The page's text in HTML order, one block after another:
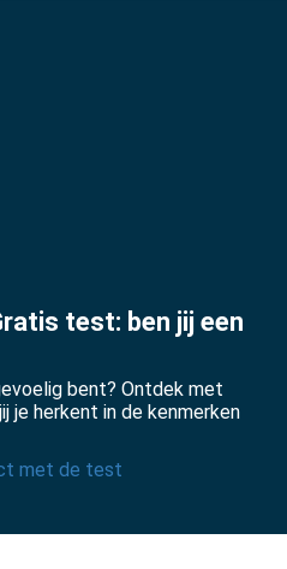
test: ben jij een
bent? Ontdek met
je herkent in de kenmerken
met de test